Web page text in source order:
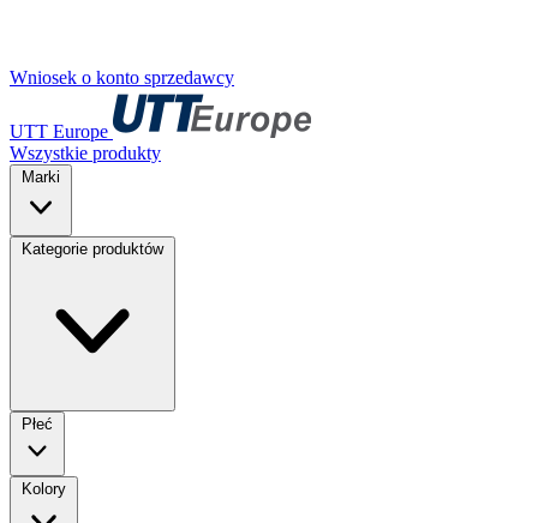
Wniosek o konto sprzedawcy
UTT Europe
Wszystkie produkty
Marki
Kategorie produktów
Płeć
Kolory